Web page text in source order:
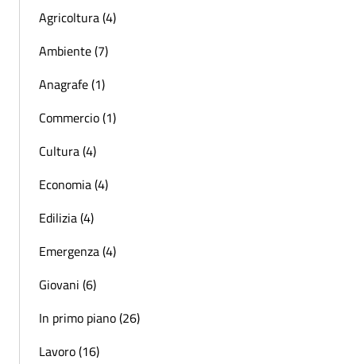
Agricoltura (4)
Ambiente (7)
Anagrafe (1)
Commercio (1)
Cultura (4)
Economia (4)
Edilizia (4)
Emergenza (4)
Giovani (6)
In primo piano (26)
Lavoro (16)